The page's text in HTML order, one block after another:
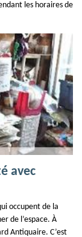
les horaires de
avec
occupent de la
de l’espace. À
Antiquaire. C’est